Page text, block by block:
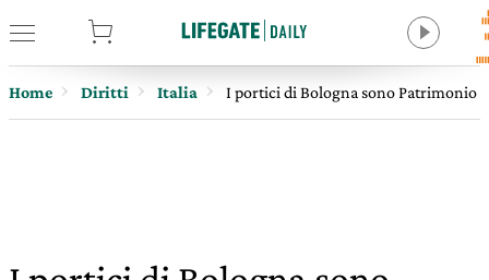
Home Diritti Italia I portici di Bologna sono Patrimonio